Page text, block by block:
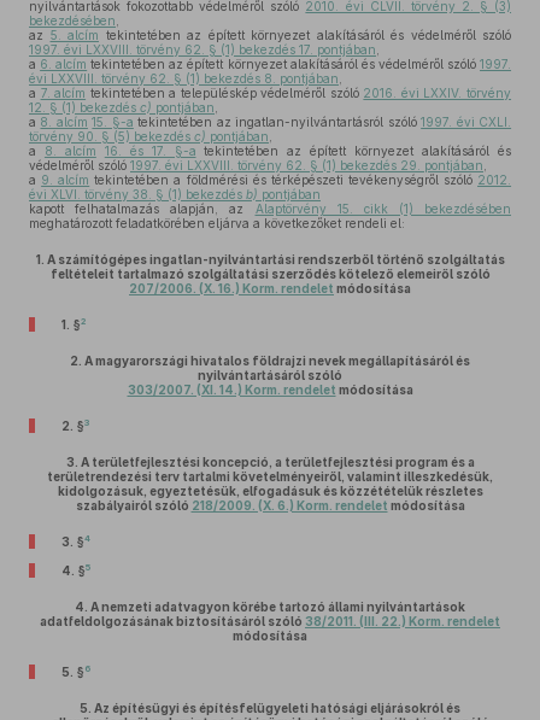
nyilvántartások fokozottabb védelméről szóló 2010. évi CLVII. törvény 2. § (3)
bekezdésében
az 5. alcím tekintetében az épített környezet alakításáról és védelméről szóló
1997. évi LXXVIII. törvény 62. § (1) bekezdés 17. pontjában
a 6. alcím tekintetében az épített környezet alakításáról és védelméről szóló1997.
évi LXXVIII. törvény 62. § (1) bekezdés 8. pontjában
a 7. alcím tekintetében a településkép védelméről szóló 2016. évi LXXIV. törvény
12. § (1) bekezdés c) pontjában
a 8. alcím 15. §-a tekintetében az ingatlan-nyilvántartásról szóló1997. évi CXLI.
törvény 90. § (5) bekezdés c) pontjában
a 8. alcím 16. és 17. §-a tekintetében az épített környezet alakításáról és
védelméről szóló 1997. évi LXXVIII. törvény 62. § (1) bekezdés 29. pontjában
a 9. alcím tekintetében a földmérési és térképészeti tevékenységről szóló 2012.
évi XLVI. törvény 38. § (1) bekezdés b) pontjában
kapott felhatalmazás alapján, az
Alaptörvény 15. cikk (1) bekezdésében
meghatározott feladatkörében eljárva a következőket rendeli el:
1. A számítógépes ingatlan-nyilvántartási rendszerből történő szolgáltatás
feltételeit tartalmazó szolgáltatási szerződés kötelező elemeiről szóló
207/2006. (X. 16.) Korm. rendelet módosítása
1. §2
2. A magyarországi hivatalos földrajzi nevek megállapításáról és
nyilvántartásáról szóló
303/2007. (XI. 14.) Korm. rendelet módosítása
2. §3
3. A területfejlesztési koncepció, a területfejlesztési program és a
területrendezési terv tartalmi követelményeiről, valamint illeszkedésük,
kidolgozásuk, egyeztetésük, elfogadásuk és közzétételük részletes
szabályairól szóló 218/2009. (X. 6.) Korm. rendelet módosítása
3. §4
4. §5
4. A nemzeti adatvagyon körébe tartozó állami nyilvántartások
adatfeldolgozásának biztosításáról szóló 38/2011. (III. 22.) Korm. rendelet
módosítása
5. § 6
5. Az építésügyi és építésfelügyeleti hatósági eljárásokról és